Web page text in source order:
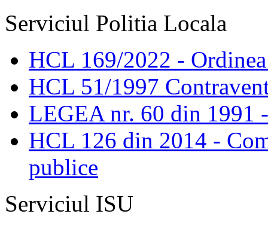
Serviciul Politia Locala
HCL 169/2022 -
HCL 51/1997
LEGEA nr. 60 din 1991
HCL 126 din 2014 -
publice
Serviciul ISU